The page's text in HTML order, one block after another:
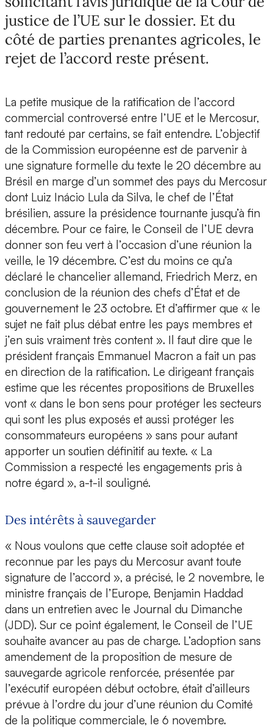
justice de l’UE sur le dossier. Et du
côté de parties prenantes agricoles, le
rejet de l’accord reste présent.
La petite musique de la ratification de l’accord
commercial controversé entre l’UE et le Mercosur,
tant redouté par certains, se fait entendre. L’objectif
de la Commission européenne est de parvenir à
une signature formelle du texte le 20 décembre au
Brésil en marge d’un sommet des pays du Mercosur
dont Luiz Inácio Lula da Silva, le chef de l’État
brésilien, assure la présidence tournante jusqu’à fin
décembre. Pour ce faire, le Conseil de l’UE devra
donner son feu vert à l’occasion d’une réunion la
veille, le 19 décembre. C’est du moins ce qu’a
déclaré le chancelier allemand, Friedrich Merz, en
conclusion de la réunion des chefs d’État et de
gouvernement le 23 octobre. Et d’affirmer que « le
sujet ne fait plus débat entre les pays membres et
j’en suis vraiment très content ». Il faut dire que le
président français Emmanuel Macron a fait un pas
en direction de la ratification. Le dirigeant français
estime que les récentes propositions de Bruxelles
vont « dans le bon sens pour protéger les secteurs
qui sont les plus exposés et aussi protéger les
consommateurs européens » sans pour autant
apporter un soutien définitif au texte. « La
Commission a respecté les engagements pris à
notre égard », a-t-il souligné.
Des intérêts à sauvegarder
« Nous voulons que cette clause soit adoptée et
reconnue par les pays du Mercosur avant toute
signature de l’accord », a précisé, le 2 novembre, le
ministre français de l’Europe, Benjamin Haddad
dans un entretien avec le Journal du Dimanche
(JDD). Sur ce point également, le Conseil de l’UE
souhaite avancer au pas de charge. L’adoption sans
amendement de la proposition de mesure de
sauvegarde agricole renforcée, présentée par
l’exécutif européen début octobre, était d’ailleurs
prévue à l’ordre du jour d’une réunion du Comité
de la politique commerciale, le 6 novembre.